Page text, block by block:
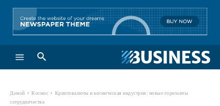
Домой Космос
Криптовалюты и космическая индустрия: новые горизонты
сотрудничества